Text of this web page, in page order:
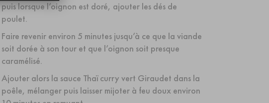
puis lorsque l’oignon est doré, ajouter les dés de
poulet.
Faire revenir environ 5 minutes jusqu’à ce que la viande
soit dorée à son tour et que l’oignon soit presque
caramélisé.
Ajouter alors la sauce Thaï curry vert Giraudet dans la
poêle, mélanger puis laisser mijoter à feu doux environ